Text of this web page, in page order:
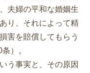
夫婦の平和な婚姻生
り、それによって精
害を賠償してもらう
）。
う事実と、その原因